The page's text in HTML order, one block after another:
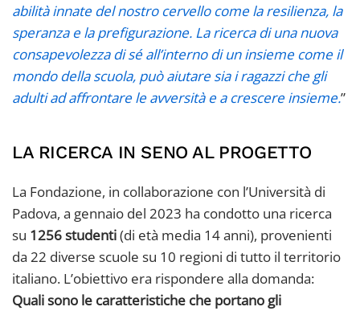
abilità innate del nostro cervello come la resilienza, la
speranza e la prefigurazione. La ricerca di una nuova
consapevolezza di sé all’interno di un insieme come il
mondo della scuola, può aiutare sia i ragazzi che gli
adulti ad affrontare le avversità e a crescere insieme.”
LA RICERCA IN SENO AL PROGETTO
La Fondazione, in collaborazione con l’Università di
Padova, a gennaio del 2023 ha condotto una ricerca
su 1256 studenti(di età media 14 anni), provenienti
da 22 diverse scuole su 10 regioni di tutto il territorio
italiano. L’obiettivo era rispondere alla domanda:
Quali sono le caratteristiche che portano gli